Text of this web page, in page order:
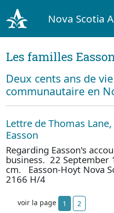
Nova Scotia
Les familles
Deux cents ans de
communautaire en
Lettre de Thomas
Easson
Regarding Easson's
business. 22 September
cm. Easson-Hoyt Nova
2166 H/4
voir la page 1 2